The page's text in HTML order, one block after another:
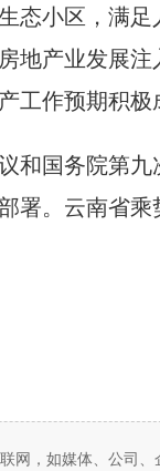
态小区，满
地产业发展
工作预期积极
国务院第九
署。云南省
网，如媒体、公司